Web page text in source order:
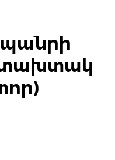
տախտակ